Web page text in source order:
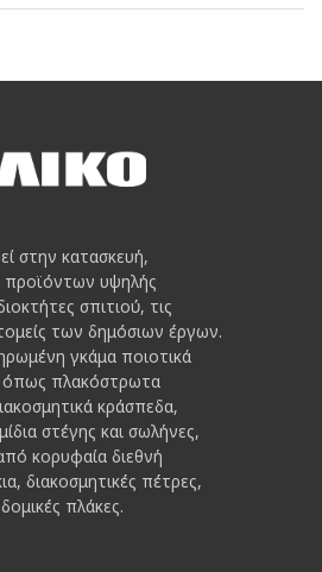
στην κατασκευή,
προϊόντων υψηλής
σπιτιού, τις
των δημόσιων έργων.
γκάμα ποιοτικά
όπως πλακόστρωτα
κράσπεδα,
στέγης και σωλήνες,
κορυφαία διεθνή
διακοσμητικές πέτρες,
πλάκες.